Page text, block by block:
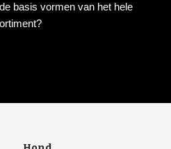
basis vormen van het hele